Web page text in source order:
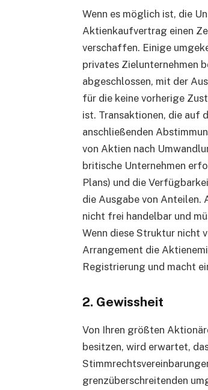
Wenn es möglich ist, die
Aktienkaufvertrag einen
verschaffen. Einige
privates Zielunternehmen
abgeschlossen, mit der
für die keine vorherige
ist. Transaktionen, die auf
anschließenden
von Aktien nach
britische Unternehmen
Plans) und die
die Ausgabe von Anteilen.
nicht frei handelbar und
Wenn diese Struktur nicht
Arrangement die
Registrierung und macht
2. Gewissheit
Von Ihren größten
besitzen, wird erwartet,
grenzüberschreitenden